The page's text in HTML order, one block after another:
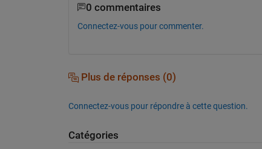
0 commentaires
Connectez-vous pour commenter.
Plus de réponses (0)
Connectez-vous pour répondre à cette question.
Catégories